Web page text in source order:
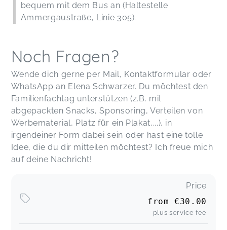
bequem mit dem Bus an (Haltestelle
Ammergaustraße, Linie 305).
Noch Fragen?
Wende dich gerne per Mail, Kontaktformular oder
WhatsApp an Elena Schwarzer. Du möchtest den
Familienfachtag unterstützen (z.B. mit
abgepackten Snacks, Sponsoring, Verteilen von
Werbematerial, Platz für ein Plakat,...), in
irgendeiner Form dabei sein oder hast eine tolle
Idee, die du dir mitteilen möchtest? Ich freue mich
auf deine Nachricht!
Price
from€30.00
plus service fee